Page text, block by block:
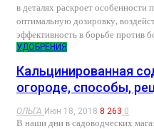
в деталях раскроет особенности
оптимальную дозировку,
эффективность в борьбе против
УДОБРЕНИЯ
Кальцинированная
огороде, способы,
ОЛЬГА Июн 18, 2018 8 263 0
В наши дни в садоводческих